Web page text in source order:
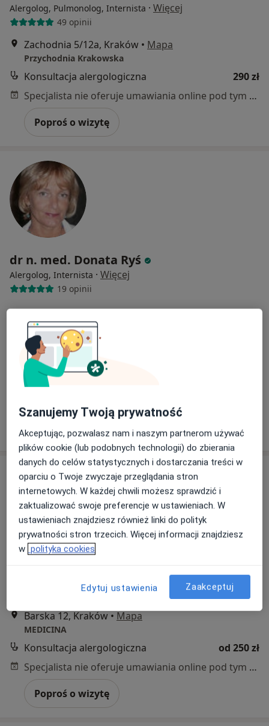
Alergolog, Pulmonolog, Internista · Więcej
49 opinii
Zachodnia 5/12a, Kraków • Mapa
Przychodnia Krakowska
Konsultacja alergologiczna
290 zł
Specjalista nie oferuje umawiania online pod tym adresem.
Poproś o wizytę
dr n. med. Donata Ryś
Alergolog, Internista · Więcej
19 opinii
Leona Henryka Sternbacha 1, Kraków
Centrum Medicover Czerwone Maki
Konsultacja alergologiczna
Poproś o wizytę
6 opinii
Barska 12, Kraków • Mapa
MEDICINA
Konsultacja alergologiczna
od 250 zł
Specjalista nie oferuje umawiania online pod tym adresem.
Poproś o wizytę
Szanujemy Twoją prywatność
Akceptując, pozwalasz nam i naszym partnerom używać
plików cookie (lub podobnych technologii) do zbierania
danych do celów statystycznych i dostarczania treści w
oparciu o Twoje zwyczaje przeglądania stron
internetowych. W każdej chwili możesz sprawdzić i
zaktualizować swoje preferencje w ustawieniach. W
ustawieniach znajdziesz również linki do polityk
prywatności stron trzecich. Więcej informacji znajdziesz
w polityka cookies
Edytuj ustawienia Zaakceptuj